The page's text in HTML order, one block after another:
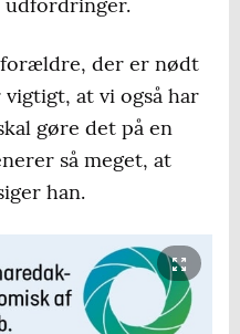
udfordringer.
der er nødt
at vi også har
gøre det på en
så meget, at
han.